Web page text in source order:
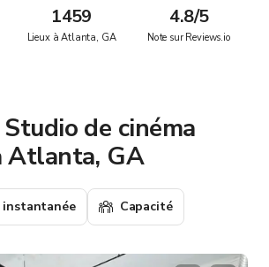
1459
Lieux à Atlanta, GA
4.8/5
Note sur Reviews.io
de cinéma
Atlanta, GA
instantanée Capacité